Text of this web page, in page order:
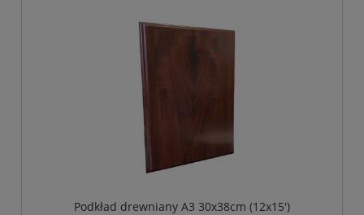
Podkład drewniany A3 30x38cm (12x15')